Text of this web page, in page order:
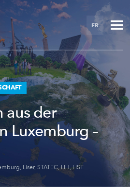
FR
aus der
Luxemburg –
, Liser, STATEC, LIH, LIST